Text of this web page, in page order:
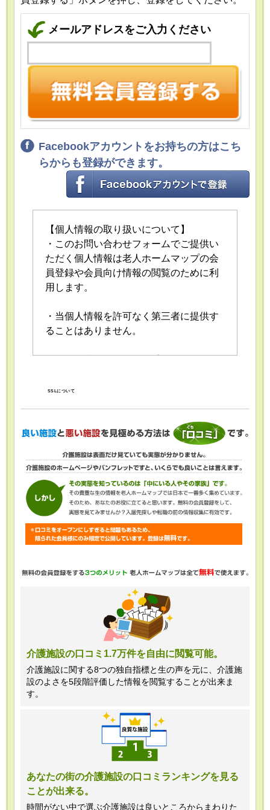
メールアドレスをご入力ください
Facebookアカウントをお持ちの方はこち
らからも登録ができます。
【個人情報の取り扱いについて】
・このお問い合わせフォームでご提供い
ただく個人情報は老人ホームマップの会
員登録や会員向け情報の閲覧のために利
用します。
・当個人情報を許可なく第三者に提供す
ることはありません。
おける個人情報の安全管理が図られるよ
・当個人情報の利用目的の通知、開示、
内容の訂正・追加または削除、利用の停
止・消去および第三者への提供の停止
（「開示等」といいます。）を受け付け
ております。開示等の求めは、以下の
「個人情報苦情及び相談窓口」で受け付
けます。
最適なご回答ができない場合がありま
・当ホームページではご利用状況の統計
調査のためクッキー等を用いております
が、これによる個人情報の取得、利用は
行っておりません。
株式会社クリエイターズネクスト個人情
報保護管理者 窪田望
TEL:0120-21-7070
（受付時間 10時～19時 土日祝日除
SSLについて
介護施設の口コミ1.7万件を自由に閲覧可能。
介護施設に関する8つの独自指標と生の声を元に、介護施
設のよさを5段階評価した情報を閲覧することが出来ま
す。
あなたの街の介護施設の口コミランキングを見る
ことが出来る。
時間がない中で選ぶ介護施設は良いところからまわりた